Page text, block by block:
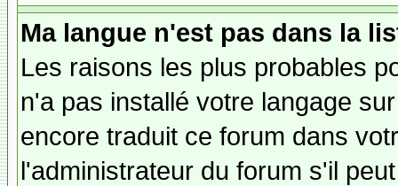
Ma langue n'est pas dans la
Les raisons les plus probables
n'a pas installé votre langage
encore traduit ce forum dans
l'administrateur du forum s'il